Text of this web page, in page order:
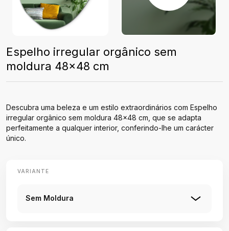
Espelho irregular orgânico sem
moldura 48x48 cm
Descubra uma beleza e um estilo extraordinários com Espelho
irregular orgânico sem moldura 48x48 cm, que se adapta
perfeitamente a qualquer interior, conferindo-lhe um carácter
único.
VARIANTE
Sem Moldura